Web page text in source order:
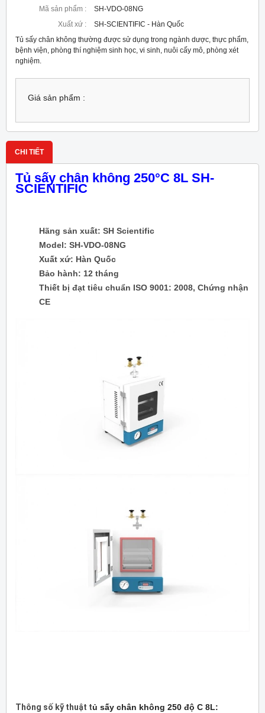
Mã sản phẩm :
SH-VDO-08NG
Xuất xứ :
SH-SCIENTIFIC - Hàn Quốc
Tủ sấy chân không thường được sử dụng trong ngành dược, thực phẩm,
bệnh viện, phòng thí nghiệm sinh học, vi sinh, nuôi cấy mô, phòng xét
nghiệm.
Giá sản phẩm :
CHI TIẾT
Tủ sấy chân không 250°C 8L SH-
SCIENTIFIC
Hãng sản xuất: SH Scientific
Model: SH-VDO-08NG
Xuất xứ: Hàn Quốc
Bảo hành: 12 tháng
Thiết bị đạt tiêu chuẩn ISO 9001: 2008, Chứng nhận
CE
Thông số kỹ thuật tủ sấy chân không 250 độ C 8L: